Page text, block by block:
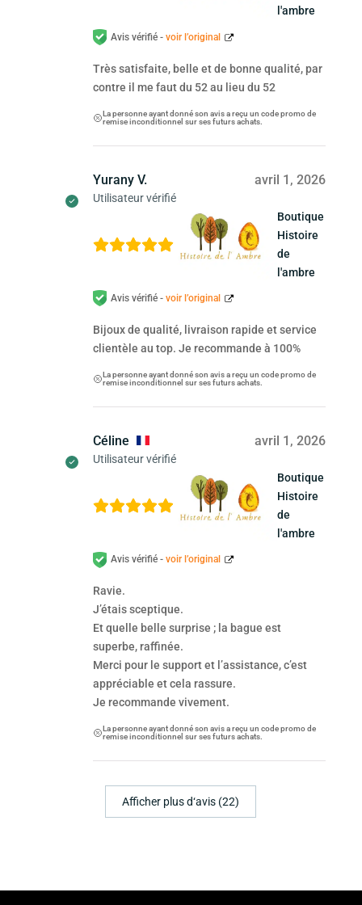
l'ambre
Avis vérifié - voir l’original
Très satisfaite, belle et de bonne qualité, par
contre il me faut du 52 au lieu du 52
La personne ayant donné son avis a reçu un code promo de
remise inconditionnel sur ses futurs achats.
Yurany V.
Utilisateur vérifié
avril 1, 2026
Boutique
Histoire
de
l'ambre
Avis vérifié - voir l’original
Bijoux de qualité, livraison rapide et service
clientèle au top. Je recommande à 100%
La personne ayant donné son avis a reçu un code promo de
remise inconditionnel sur ses futurs achats.
Céline
Utilisateur vérifié
avril 1, 2026
Boutique
Histoire
de
l'ambre
Avis vérifié - voir l’original
Ravie.
J’étais sceptique.
Et quelle belle surprise ; la bague est
superbe, raffinée.
Merci pour le support et l’assistance, c’est
appréciable et cela rassure.
Je recommande vivement.
La personne ayant donné son avis a reçu un code promo de
remise inconditionnel sur ses futurs achats.
Afficher plus d‘avis (22)